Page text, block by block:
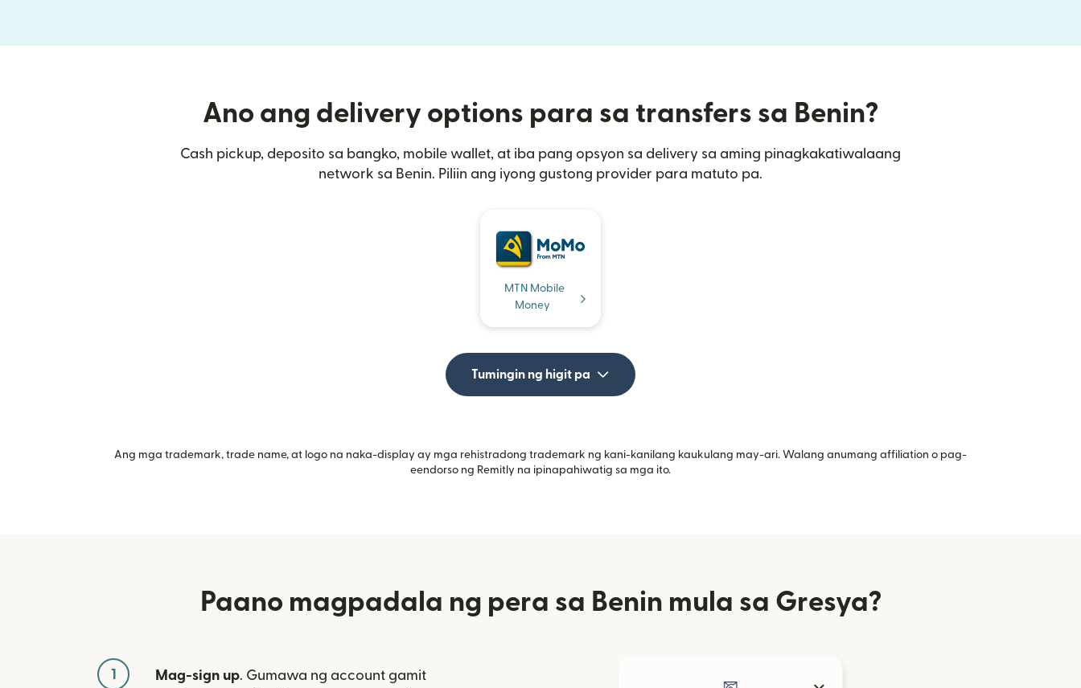
Ano ang delivery options para sa transfers sa Benin?
Cash pickup, deposito sa bangko, mobile wallet, at iba pang opsyon sa delivery sa aming pinagkakatiwalaang
network sa Benin. Piliin ang iyong gustong provider para matuto pa.
MTN Mobile
Money
Tumingin ng higit pa
Ang mga trademark, trade name, at logo na naka-display ay mga rehistradong trademark ng kani-kanilang kaukulang may-ari. Walang anumang affiliation o pag-
eendorso ng Remitly na ipinapahiwatig sa mga ito.
Paano magpadala ng pera sa Benin mula sa Gresya?
1 Mag-sign up. Gumawa ng account gamit